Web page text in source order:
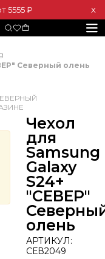
5555 ₽ Х
Северный олень
Чехол
для
Samsung
Galaxy
S24+
"СЕВЕР"
олень
АРТИКУЛ:
СЕВ2049